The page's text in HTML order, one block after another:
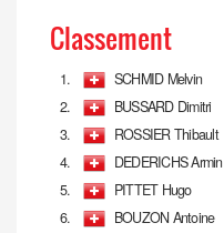
Classement
1. SCHMID Melvin
2.
BUSSARD Dimitri
3.
ROSSIER Thibault
4.
DEDERICHS Armin
5.
PITTET Hugo
6.
BOUZON Antoine